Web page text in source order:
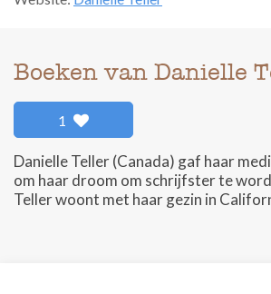
Boeken van Danielle
1
Danielle Teller (Canada) gaf haar
om haar droom om schrijfster te
Teller woont met haar gezin in